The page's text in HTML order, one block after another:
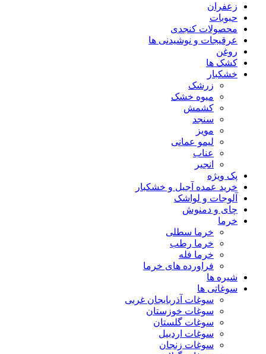
زعفران
حبوبات
محصولات کنجدی
عرقیجات و نوشیدنی ها
روغن
کشک ها
خشکبار
زرشک
میوه خشک
کشمش
سنجد
مویز
لیمو عمانی
عناب
انجیر
پک ویژه
خرید عمده آجیل و خشکبار
آلوجات و لواشک
چای و دمنوش
خرما
خرما سطلی
خرما رطب
خرما فله
فراورده های خرما
شیره ها
سوغاتی ها
سوغات آذربایجان غربی
سوغات خوزستان
سوغات گلستان
سوغات اردبیل
سوغات زنجان